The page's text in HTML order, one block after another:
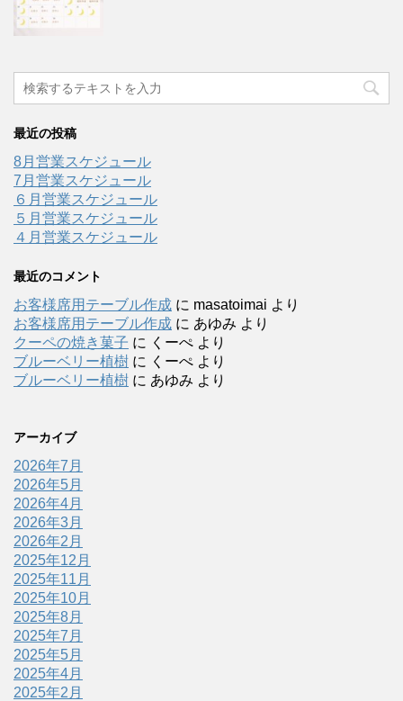
最近の投稿
8月営業スケジュール
7月営業スケジュール
６月営業スケジュール
５月営業スケジュール
４月営業スケジュール
最近のコメント
お客様席用テーブル作成 に masatoimai より
お客様席用テーブル作成 に あゆみ より
クーペの焼き菓子 に くーぺ より
ブルーベリー植樹 に くーぺ より
ブルーベリー植樹 に あゆみ より
アーカイブ
2026年7月
2026年5月
2026年4月
2026年3月
2026年2月
2025年12月
2025年11月
2025年10月
2025年8月
2025年7月
2025年5月
2025年4月
2025年2月